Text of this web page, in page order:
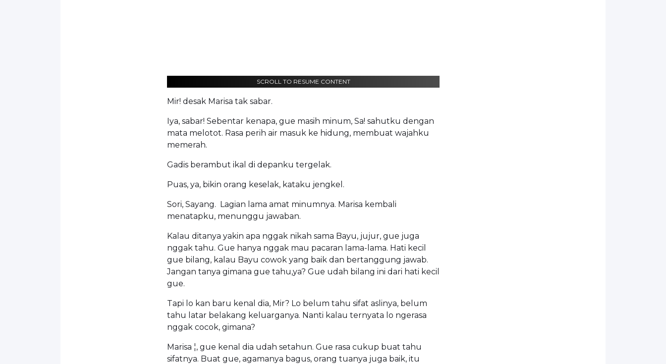
SCROLL TO RESUME CONTENT
Mir! desak Marisa tak sabar.
Iya, sabar! Sebentar kenapa, gue masih minum, Sa! sahutku dengan
mata melotot. Rasa perih air masuk ke hidung, membuat wajahku
memerah.
Gadis berambut ikal di depanku tergelak.
Puas, ya, bikin orang keselak, kataku jengkel.
Sori, Sayang. Lagian lama amat minumnya. Marisa kembali
menatapku, menunggu jawaban.
Kalau ditanya yakin apa nggak nikah sama Bayu, jujur, gue juga
nggak tahu. Gue hanya nggak mau pacaran lama-lama. Hati kecil
gue bilang, kalau Bayu cowok yang baik dan bertanggung jawab.
Jangan tanya gimana gue tahu,ya? Gue udah bilang ini dari hati kecil
gue.
Tapi lo kan baru kenal dia, Mir? Lo belum tahu sifat aslinya, belum
tahu latar belakang keluarganya. Nanti kalau ternyata lo ngerasa
nggak cocok, gimana?
Marisa ¦, gue kenal dia udah setahun. Gue rasa cukup buat tahu
sifatnya. Buat gue, agamanya bagus, orang tuanya juga baik, itu